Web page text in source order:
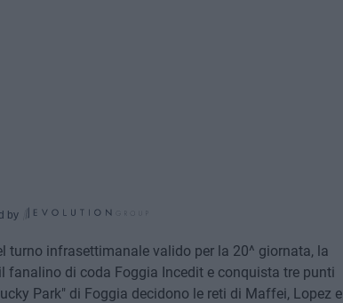
by
turno infrasettimanale valido per la 20^ giornata, la
fanalino di coda Foggia Incedit e conquista tre punti
Park" di Foggia decidono le reti di Maffei, Lopez e